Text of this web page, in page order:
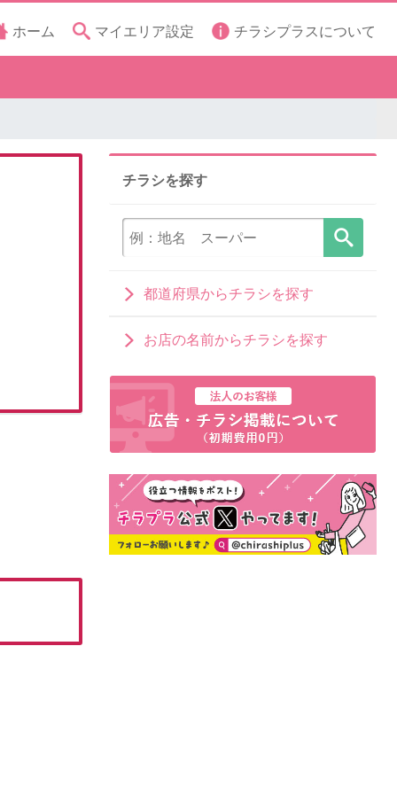
ホーム マイエリア設定 チラシプラスについて
チラシを探す
都道府県からチラシを探す
お店の名前からチラシを探す